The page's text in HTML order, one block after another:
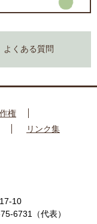
よくある質問
権
リンク集
10
6731（代表）